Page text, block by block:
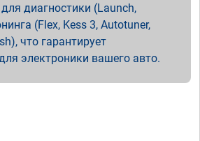
диагностики (Launch,
(Flex, Kess 3, Autotuner,
что гарантирует
электроники вашего авто.